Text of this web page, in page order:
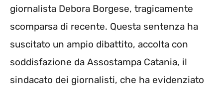
giornalista Debora Borgese, tragicamente
scomparsa di recente. Questa sentenza ha
suscitato un ampio dibattito, accolta con
soddisfazione da Assostampa Catania, il
sindacato dei giornalisti, che ha evidenziato